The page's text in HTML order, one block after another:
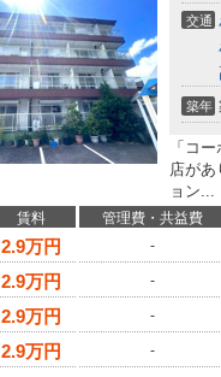
交通
築年
「コ
店があ
ョン...
賃料 管理費・共益費
2.9万円 -
2.9万円 -
2.9万円 -
2.9万円 -